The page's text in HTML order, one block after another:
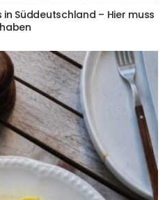
Süddeutschland – Hier muss